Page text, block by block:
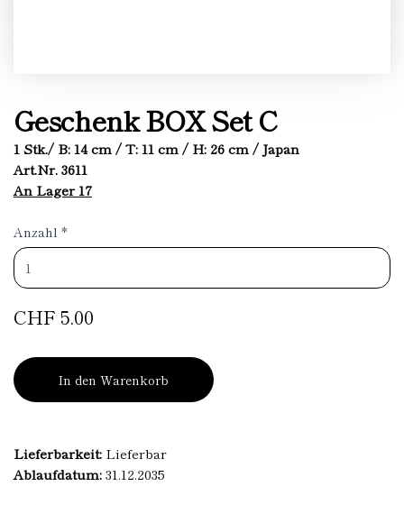
Geschenk BOX Set C
1 Stk./ B: 14 cm / T: 11 cm / H: 26 cm / Japan
Art.Nr. 3611
An Lager 17
Anzahl *
CHF 5.00
In den Warenkorb
Lieferbarkeit: Lieferbar
Ablaufdatum:31.12.2035